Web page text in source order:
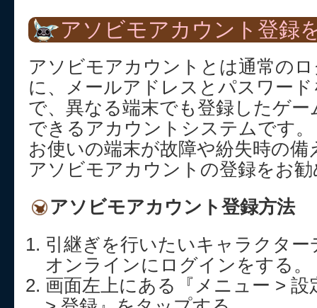
アソビモアカウント登録
アソビモアカウントとは通常の
に、メールアドレスとパスワー
で、異なる端末でも登録したゲ
できるアカウントシステムです。
お使いの端末が故障や紛失時の
アソビモアカウントの登録をお
アソビモアカウント登録方法
引継ぎを行いたいキャラクタ
オンラインにログインをする。
画面左上にある『メニュー >